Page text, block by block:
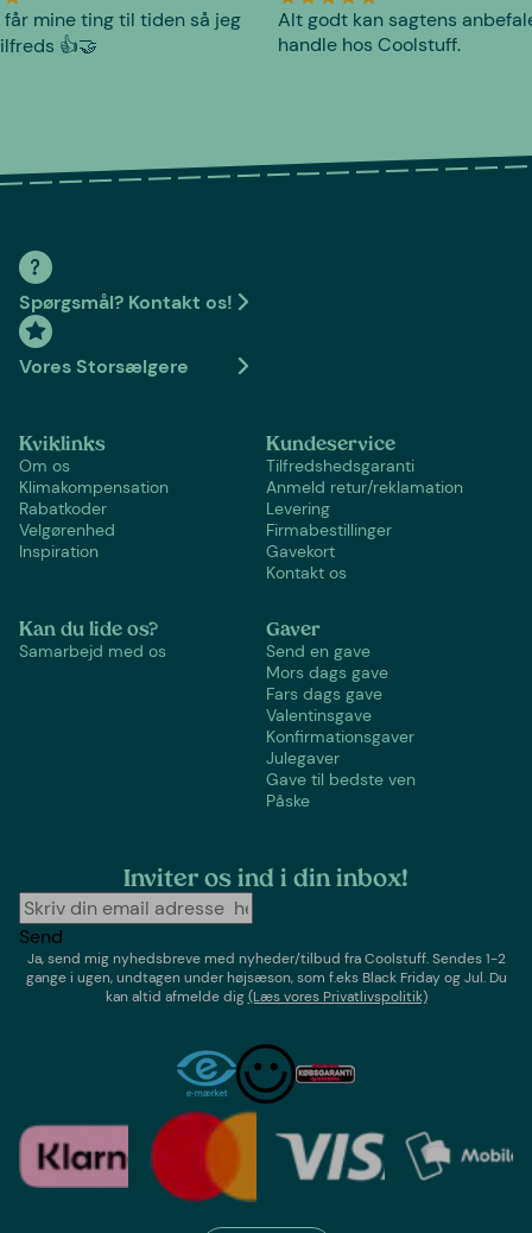
får mine ting til tiden så jeg
👍🤝
Alt godt kan sagtens
handle hos Coolstuff.
Spørgsmål? Kontakt os!
Vores Storsælgere
Kviklinks
Om os
Klimakompensation
Rabatkoder
Velgørenhed
Inspiration
Kundeservice
Tilfredshedsgaranti
Anmeld retur/reklamation
Levering
Firmabestillinger
Gavekort
Kontakt os
Kan du lide os?
Samarbejd med os
Gaver
Send en gave
Mors dags gave
Fars dags gave
Valentinsgave
Konfirmationsgaver
Julegaver
Gave til bedste ven
Påske
Inviter os ind i din inbox!
Send
Ja, send mig nyhedsbreve med nyheder/tilbud fraCoolstuff. Sendes 1-2
gange i ugen,undtagen under højsæson, som f.eks Black Friday og Jul. Du
kan altid afmelde dig(Læs vores Privatlivspolitik)